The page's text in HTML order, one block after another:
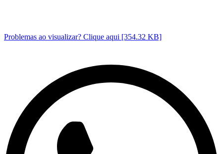
Problemas ao visualizar? Clique aqui [354.32 KB]